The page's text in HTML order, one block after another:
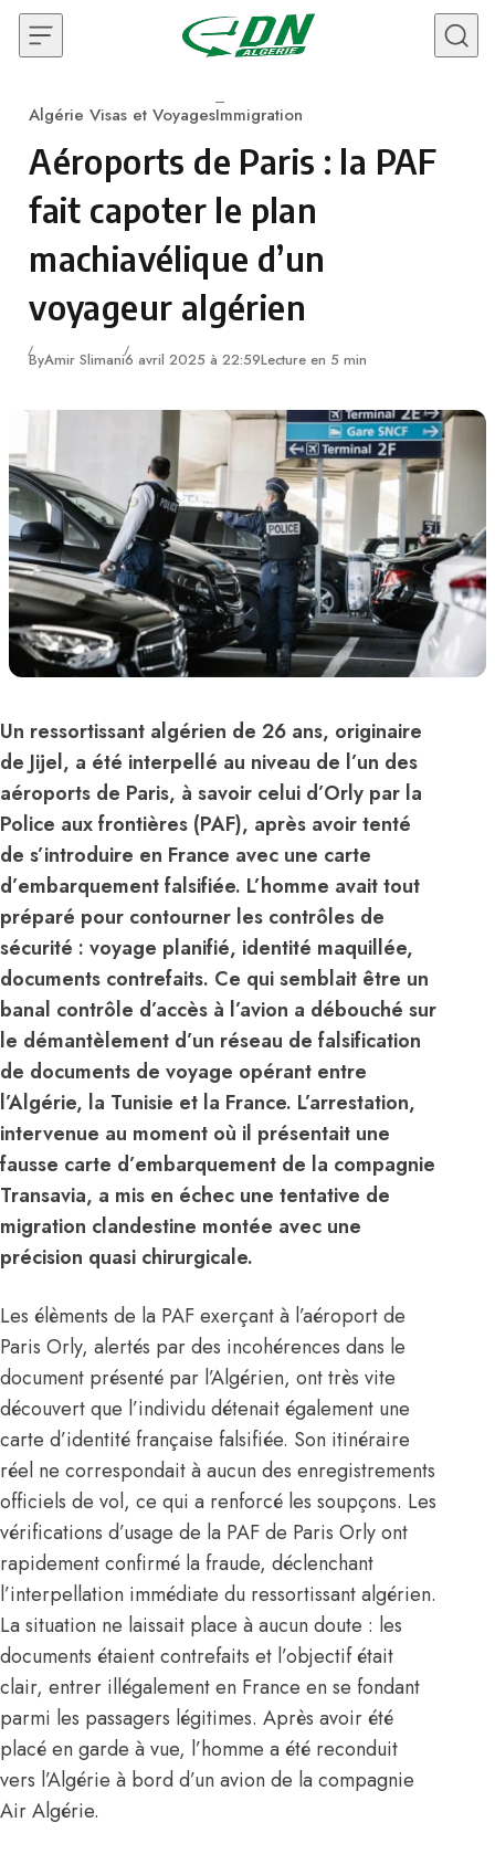
Skip to content
Category
Algérie Visas et VoyagesImmigration
Aéroports de Paris : la PAF
fait capoter le plan
machiavélique d’un
voyageur algérien
ByAmir Slimani6 avril 2025 à 22:59Lecture en 5 min
Un ressortissant algérien de 26 ans, originaire
de Jijel, a été interpellé au niveau de l’un des
aéroports de Paris, à savoir celui d’Orly par la
Police aux frontières (PAF), après avoir tenté
de s’introduire en France avec une carte
d’embarquement falsifiée. L’homme avait tout
préparé pour contourner les contrôles de
sécurité : voyage planifié, identité maquillée,
documents contrefaits. Ce qui semblait être un
banal contrôle d’accès à l’avion a débouché sur
le démantèlement d’un réseau de falsification
de documents de voyage opérant entre
l’Algérie, la Tunisie et la France. L’arrestation,
intervenue au moment où il présentait une
fausse carte d’embarquement de la compagnie
Transavia, a mis en échec une tentative de
migration clandestine montée avec une
précision quasi chirurgicale.
Les élèments de la PAF exerçant à l’aéroport de
Paris Orly, alertés par des incohérences dans le
document présenté par l’Algérien, ont très vite
découvert que l’individu détenait également une
carte d’identité française falsifiée. Son itinéraire
réel ne correspondait à aucun des enregistrements
officiels de vol, ce qui a renforcé les soupçons. Les
vérifications d’usage de la PAF de Paris Orly ont
rapidement confirmé la fraude, déclenchant
l’interpellation immédiate du ressortissant algérien.
La situation ne laissait place à aucun doute : les
documents étaient contrefaits et l’objectif était
clair, entrer illégalement en France en se fondant
parmi les passagers légitimes. Après avoir été
placé en garde à vue, l’homme a été reconduit
vers l’Algérie à bord d’un avion de la compagnie
Air Algérie.